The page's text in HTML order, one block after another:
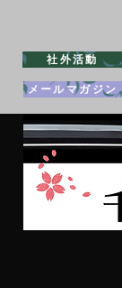
社外活動
メールマガジン